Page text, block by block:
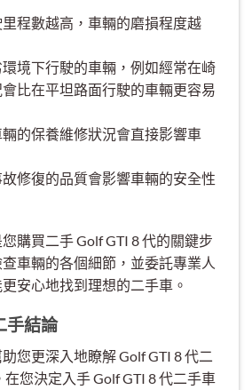
程數越高，車輛的磨損程度越
境下行駛的車輛，例如經常在崎
比在平坦路面行駛的車輛更容易
輛的保養維修狀況會直接影響車
修復的品質會影響車輛的安全性
購買二手 Golf GTI 8 代的關鍵步
車輛的各個細節，並委託專業人
安心地找到理想的二手車。
手結論
您更深入地瞭解 Golf GTI 8 代二
您決定入手 Golf GTI 8 代二手車